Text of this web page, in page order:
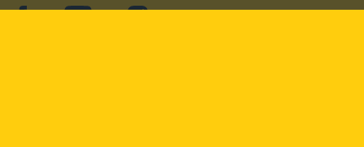
facebookYouTube Instagram